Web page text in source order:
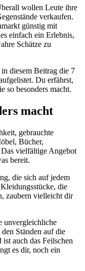
wollen Leute ihre
verkaufen.
günstig mit
einfach ein Erlebnis,
Schätze zu
in diesem Beitrag die 7
Du erfährst,
so besonders macht.
macht
gebrauchte
Bücher,
vielfältige Angebot
bereit.
die sich auf jedem
die
zaubern vielleicht dir
unvergleichliche
Ständen auf die
ist auch das Feilschen
es dir, noch ein